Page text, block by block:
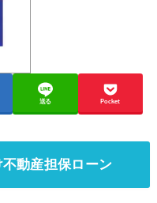
送る Pocket
動産担保ローン